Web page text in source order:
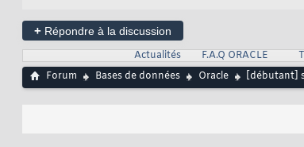
+ Répondre à la discussion
Actualités
F.A.Q ORACLE
Forum
Bases de données Oracle [débutant]